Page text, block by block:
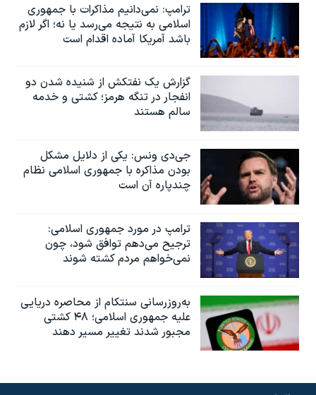
ترامپ: نمی‌دانیم مذاکرات با جمهوری
اسلامی به نتیجه می‌رسد یا نه؛ اگر لازم
باشد آمریکا آماده اقدام است
گزارش یک نفتکش از شنیده شدن دو
انفجار در تنگه هرمز؛ کشتی و خدمه
سالم هستند
جی‌دی ونس: یکی از دلایل مشکل
بودن مذاکره با جمهوری اسلامی نظام
چندپاره آن است
ترامپ در مورد جمهوری اسلامی:
ترجیح می‌دهم توافق شود، چون
نمی‌خواهم مردم کشته شوند
به‌روزرسانی سنتکام از محاصره دریایی
علیه جمهوری اسلامی؛ ۴۸ کشتی
مجبور شدند تغییر مسیر دهند